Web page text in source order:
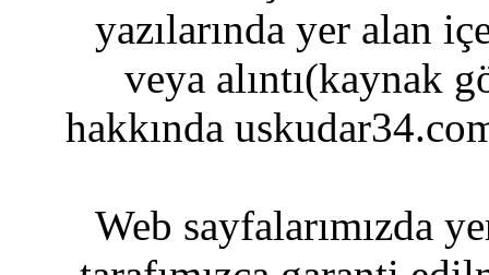
yazılarında yer alan
veya alıntı(kaynak
hakkında
Web sayfalarımızda